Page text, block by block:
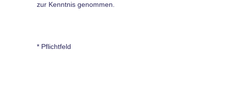
zur Kenntnis genommen.
* Pflichtfeld